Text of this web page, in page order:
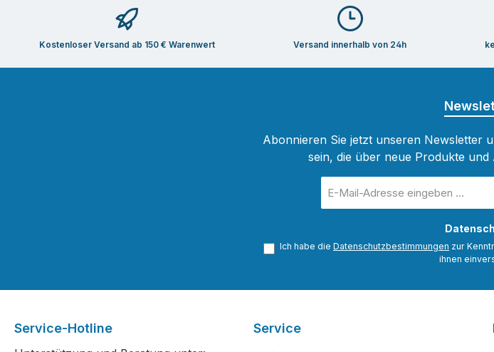
Kostenloser Versand ab 150 € Warenwert Versand innerhalb von 24h
Abonnieren Sie jetzt unseren Newsletter
sein, die über neue Produkte
Mail-
Ich habe die Datenschutzbestimmungen zur
ihnen
Service-Hotline Service